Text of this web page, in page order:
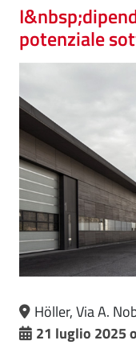
potenziale
Höller, Via A.
21 luglio 2025